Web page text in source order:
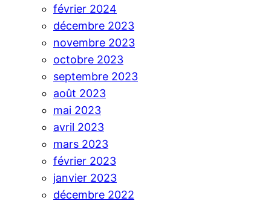
février 2024
décembre 2023
novembre 2023
octobre 2023
septembre 2023
août 2023
mai 2023
avril 2023
mars 2023
février 2023
janvier 2023
décembre 2022